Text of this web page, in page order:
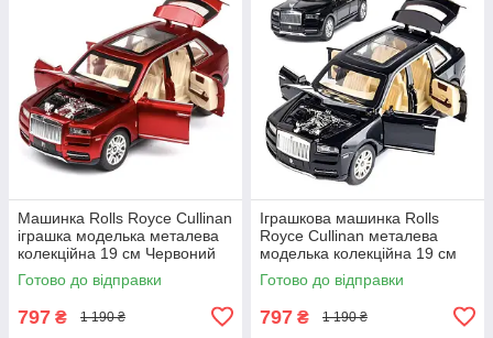
Машинка Rolls Royce Cullinan
іграшка моделька металева
колекційна 19 см Червоний
(59401)
Готово до відправки
797 ₴ 1 190 ₴
Іграшкова машинка Rolls
Royce Cullinan металева
моделька колекційна 19 см
Чорний (59403)
Готово до відправки
797 ₴ 1 190 ₴